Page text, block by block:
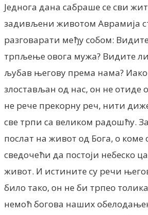
Једнога дана сабраше се сви
задивљени животом Аврамија
разговарати међу собом:
трпљење овога мужа? Видите
љубав његову према нама? Иако
злостављан од нас, он не отиде
не рече прекорну реч, нити
све трпи са великом радошћу.
послат на живот од Бога, о коме
сведочећи да постоји небеско
живот. И истините су речи
било тако, он не би трпео
немоћ богова наших